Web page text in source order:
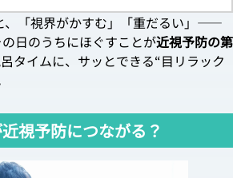
、「視界がかすむ」「重だるい」――
日のうちにほぐすことが近視予防の第
タイムに、サッとできる“目リラック
視予防につながる？